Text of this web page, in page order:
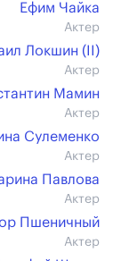
Ефим Чайка
Актер
Локшин (II)
Актер
Мамин
Актер
Сулеменко
Актер
Павлова
Актер
Пшеничный
Актер